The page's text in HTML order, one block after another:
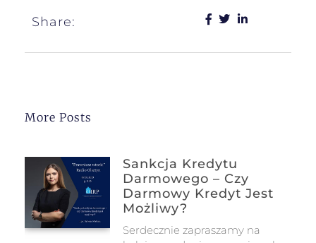
Share:
More Posts
Sankcja Kredytu
Darmowego – Czy
Darmowy Kredyt Jest
Możliwy?
Serdecznie zapraszamy na